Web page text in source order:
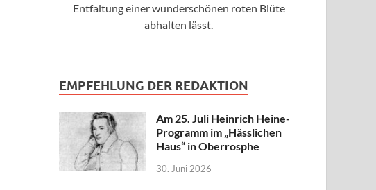
Entfaltung einer wunderschönen roten Blüte
abhalten lässt.
EMPFEHLUNG DER REDAKTION
Am 25. Juli Heinrich Heine-
Programm im „Hässlichen
Haus“ in Oberrosphe
30. Juni 2026